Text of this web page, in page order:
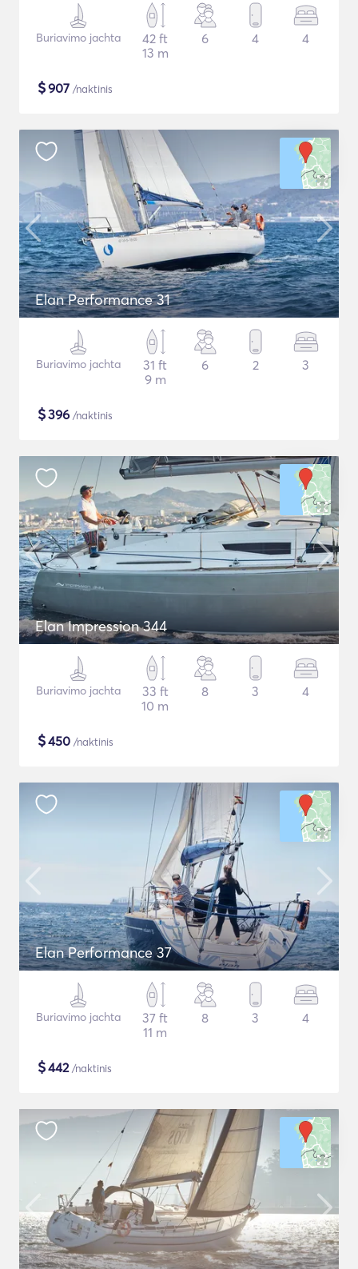
Buriavimo jachta
42 ft
13 m
6 4 4
$907 /naktinis
Elan Performance 31
Buriavimo jachta
31 ft
9 m
6 2 3
$396 /naktinis
Elan Impression 344
Buriavimo jachta
33 ft
10 m
8 3 4
$450 /naktinis
Elan Performance 37
Buriavimo jachta
37 ft
11 m
8 3 4
$442/naktinis